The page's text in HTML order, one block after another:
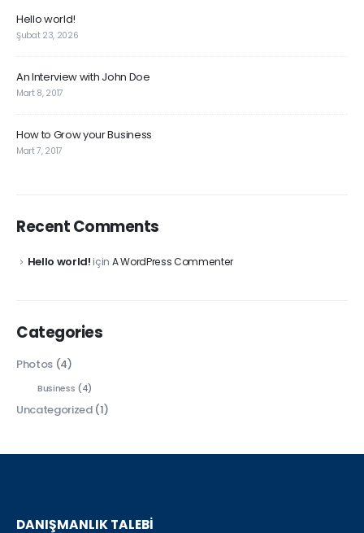
Hello world!
Şubat 23, 2026
An Interview with John Doe
Mart 8, 2017
How to Grow your Business
Mart 7, 2017
Recent Comments
Hello world! için A WordPress Commenter
Categories
Photos (4)
Business (4)
Uncategorized(1)
DANIŞMANLIK TALEBİ